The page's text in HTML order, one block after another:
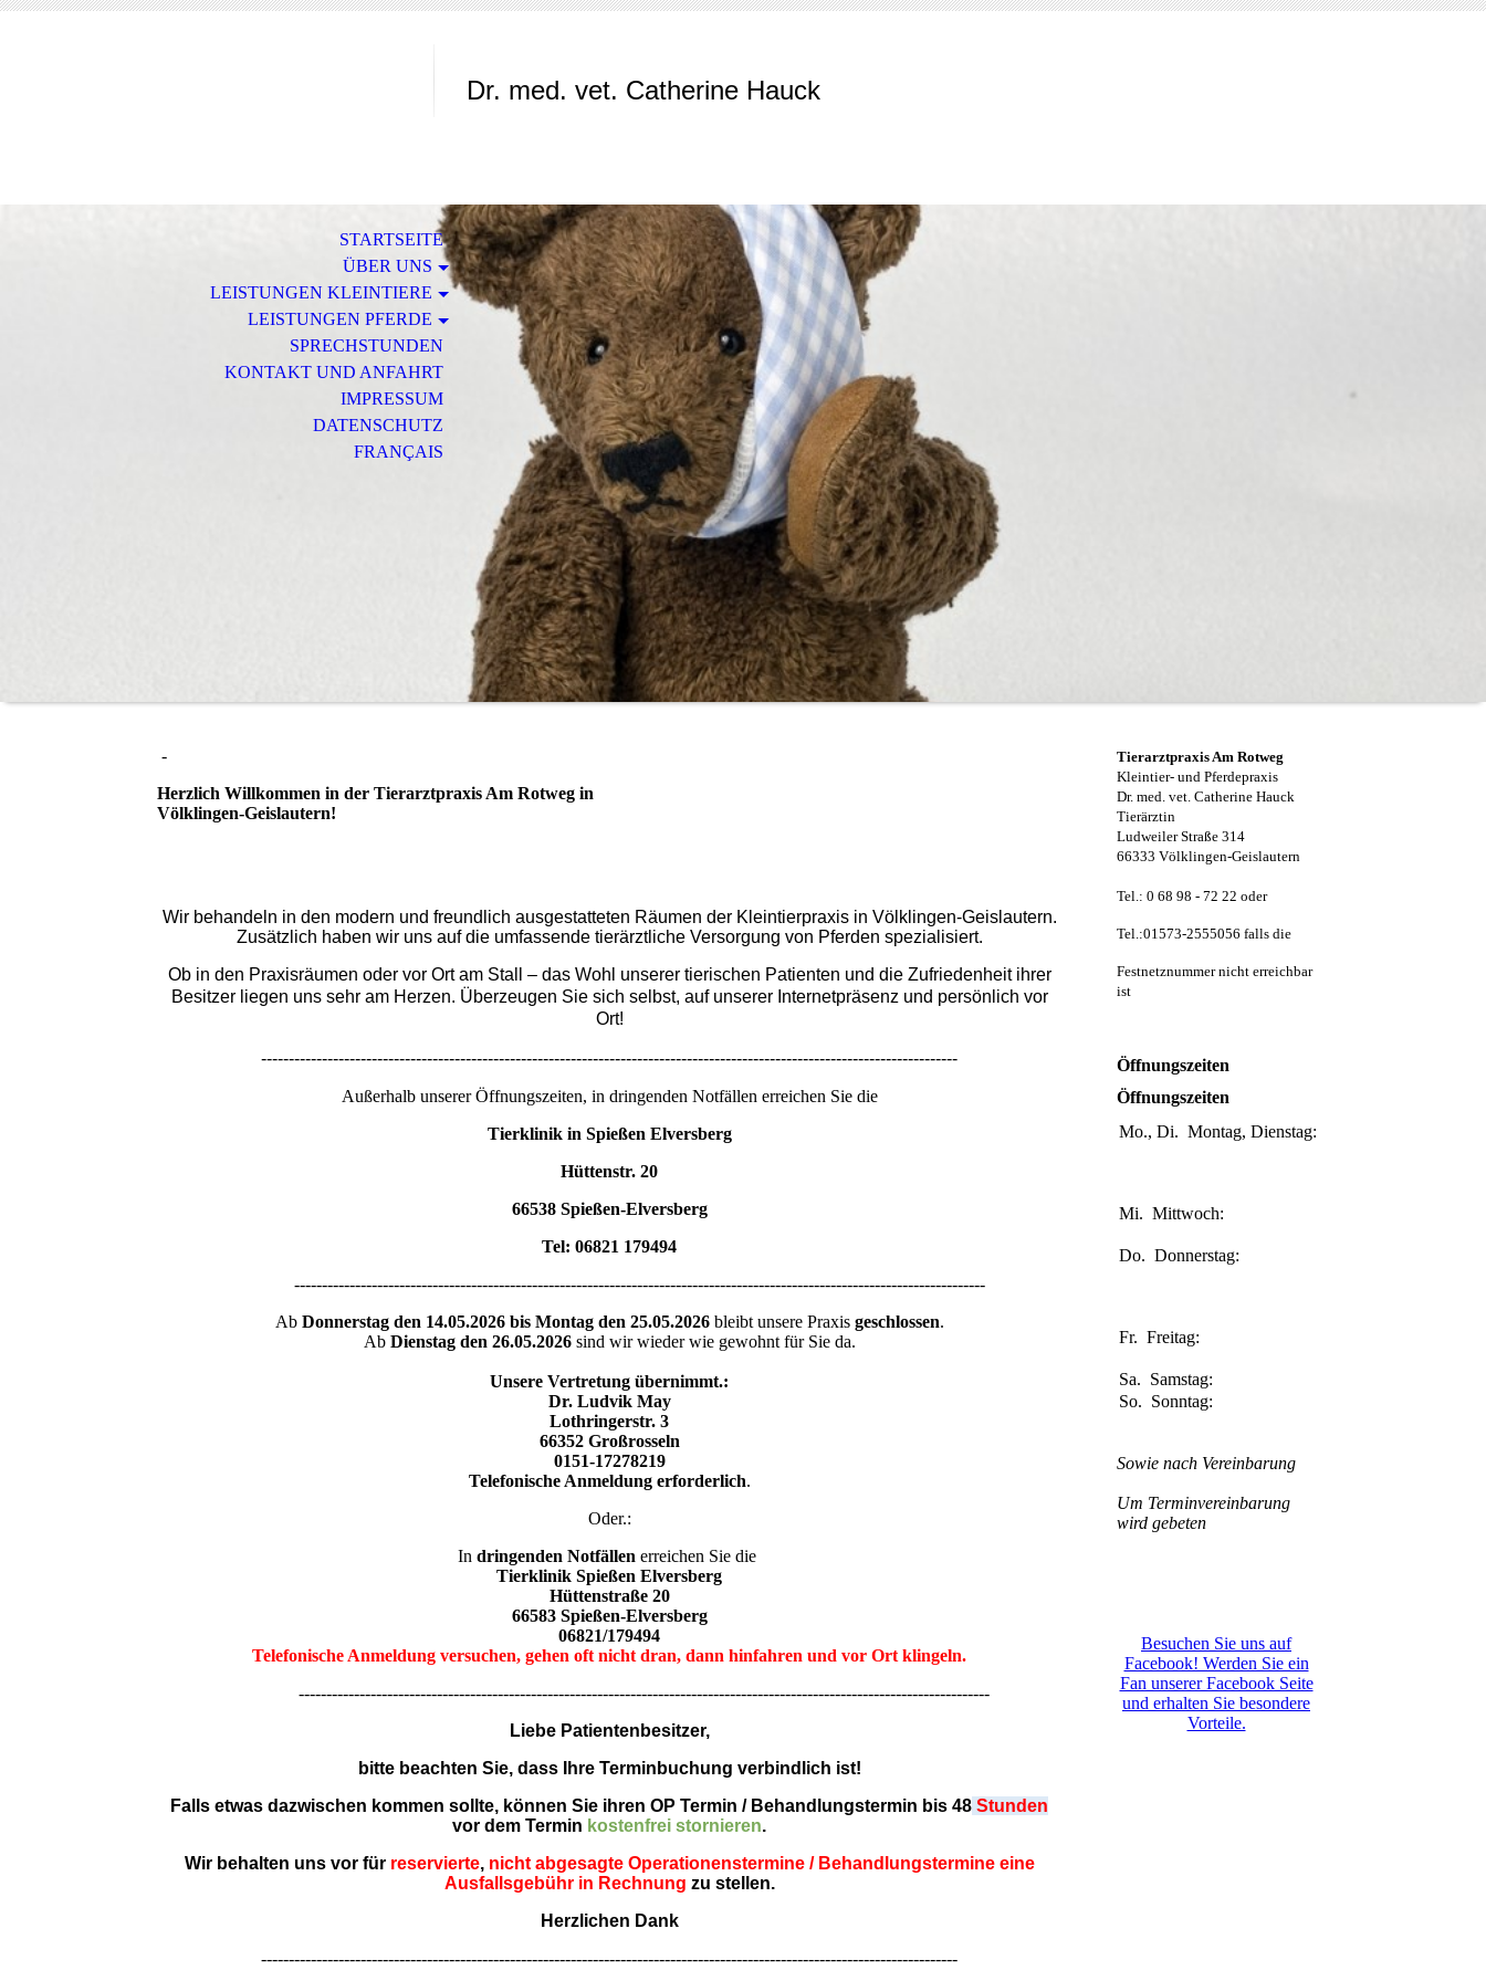
Dr. med. vet. Catherine Hauck
STARTSEITE
ÜBER UNS
LEISTUNGEN KLEINTIERE
LEISTUNGEN PFERDE
SPRECHSTUNDEN
KONTAKT UND ANFAHRT
IMPRESSUM
DATENSCHUTZ
FRANÇAIS
-
Herzlich Willkommen in der Tierarztpraxis Am Rotweg in
Völklingen-Geislautern!
Wir behandeln in den modern und freundlich ausgestatteten Räumen der Kleintierpraxis in Völklingen-Geislautern.
Zusätzlich haben wir uns auf die umfassende tierärztliche Versorgung von Pferden spezialisiert.
Ob in den Praxisräumen oder vor Ort am Stall – das Wohl unserer tierischen Patienten und die Zufriedenheit ihrer
Besitzer liegen uns sehr am Herzen. Überzeugen Sie sich selbst, auf unserer Internetpräsenz und persönlich vor
Ort!
------------------------------------------------------------------------------------------------------------------------------
Außerhalb unserer Öffnungszeiten, in dringenden Notfällen erreichen Sie die
Tierklinik in Spießen Elversberg
Hüttenstr. 20
66538 Spießen-Elversberg
Tel: 06821 179494
-----------------------------------------------------------------------------------------------------------------------------
Ab Donnerstag den 14.05.2026 bis Montag den 25.05.2026bleibt unsere Praxis geschlossen.
Ab Dienstag den 26.05.2026sind wir wieder wie gewohnt für Sie da.
Unsere Vertretung übernimmt.:
Dr. Ludvik May
Lothringerstr. 3
66352 Großrosseln
0151-17278219
Telefonische Anmeldung erforderlich.
Oder.:
In dringenden Notfällen erreichen Sie die
Tierklinik Spießen Elversberg
Hüttenstraße 20
66583 Spießen-Elversberg
06821/179494
Telefonische Anmeldung versuchen, gehen oft nicht dran, dann hinfahren und vor Ort klingeln.
-----------------------------------------------------------------------------------------------------------------------------
Liebe Patientenbesitzer,
bitte beachten Sie, dass Ihre Terminbuchung verbindlich ist!
Falls etwas dazwischen kommen sollte, können Sie ihren OP Termin / Behandlungstermin bis 48 Stunden
vor dem Termin kostenfrei stornieren.
Wir behalten uns vor für reservierte, nicht abgesagte Operationenstermine / Behandlungstermine eine
Ausfallsgebühr in Rechnung zu stellen.
Herzlichen Dank
------------------------------------------------------------------------------------------------------------------------------
Tierarztpraxis Am Rotweg
Kleintier- und Pferdepraxis
Dr. med. vet. Catherine Hauck
Tierärztin
Ludweiler Straße 314
66333 Völklingen-Geislautern
Tel.: 0 68 98 - 72 22 oder
Tel.:01573-2555056 falls die
Festnetznummer nicht erreichbar
ist
Öffnungszeiten
Öffnungszeiten
Mo., Di. Montag, Dienstag:
Mi. Mittwoch:
Do. Donnerstag:
Fr. Freitag:
Sa. Samstag:
So. Sonntag:
Sowie nach Vereinbarung
Um Terminvereinbarung
wird gebeten
Besuchen Sie uns auf
Facebook! Werden Sie ein
Fan unserer Facebook Seite
und erhalten Sie besondere
Vorteile.